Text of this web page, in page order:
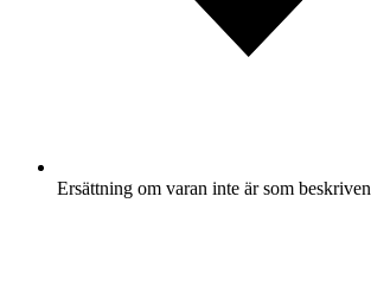
Ersättning om varan inte är som beskriven